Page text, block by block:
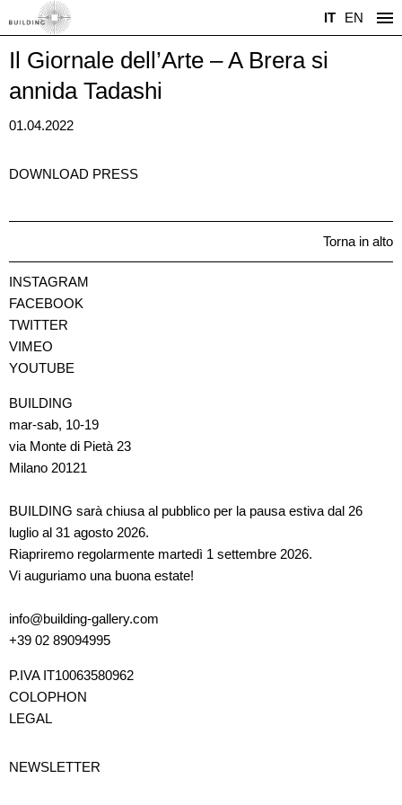
IT EN
Il Giornale dell’Arte – A Brera si
annida Tadashi
01.04.2022
DOWNLOAD PRESS
Torna in alto
INSTAGRAM
FACEBOOK
TWITTER
VIMEO
YOUTUBE
BUILDING
mar-sab, 10-19
via Monte di Pietà 23
Milano 20121
BUILDING sarà chiusa al pubblico per la pausa estiva dal 26
luglio al 31 agosto 2026.
Riapriremo regolarmente martedì 1 settembre 2026.
Vi auguriamo una buona estate!
info@building-gallery.com
+39 02 89094995
P.IVA IT10063580962
COLOPHON
LEGAL
NEWSLETTER